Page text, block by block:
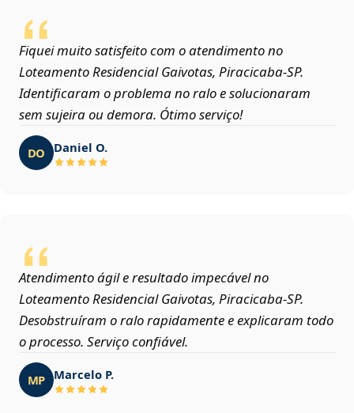
Fiquei muito satisfeito com o atendimento no
Loteamento Residencial Gaivotas, Piracicaba‑SP.
Identificaram o problema no ralo e solucionaram
sem sujeira ou demora. Ótimo serviço!
DO Daniel O.
Atendimento ágil e resultado impecável no
Loteamento Residencial Gaivotas, Piracicaba‑SP.
Desobstruíram o ralo rapidamente e explicaram todo
o processo. Serviço confiável.
MP Marcelo P.